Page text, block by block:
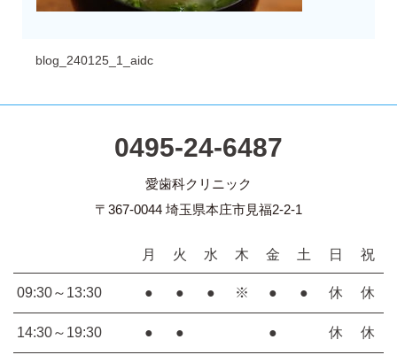
blog_240125_1_aidc
0495-24-6487
愛歯科クリニック
〒367-0044 埼玉県本庄市見福2-2-1
月 火 水 木 金 土 日 祝
09:30～13:30 ● ● ● ※ ● ● 休 休
14:30～19:30 ● ● ● 休 休